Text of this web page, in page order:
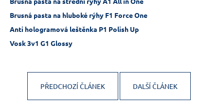
Brusná pasta na hluboké rýhy F1 Force One
Anti hologramová leštěnka P1 Polish Up
Vosk 3v1 G1 Glossy
PŘEDCHOZÍ ČLÁNEK DALŠÍ ČLÁNEK
HLEDAT